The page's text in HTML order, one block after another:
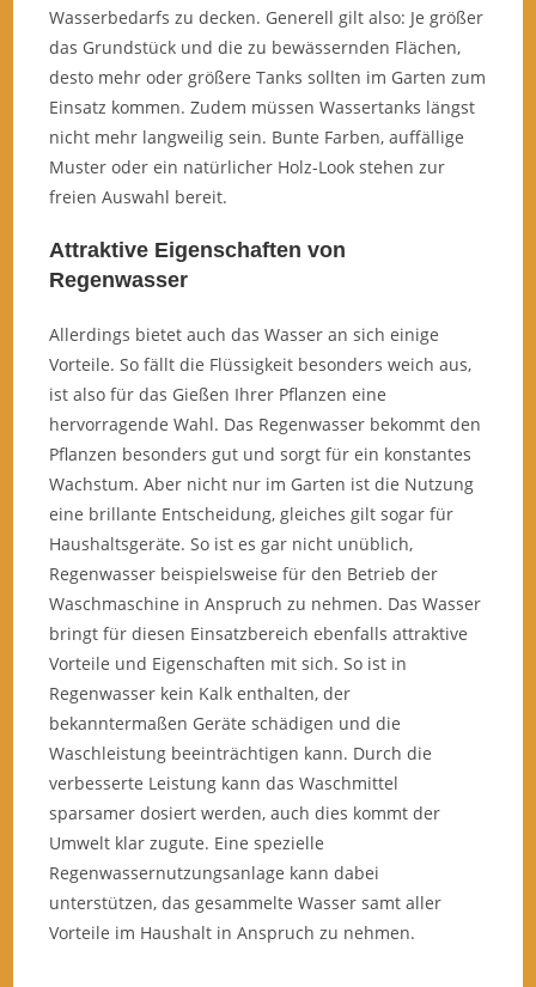
Wasserbedarfs zu decken. Generell gilt also: Je größer
das Grundstück und die zu bewässernden Flächen,
desto mehr oder größere Tanks sollten im Garten zum
Einsatz kommen. Zudem müssen Wassertanks längst
nicht mehr langweilig sein. Bunte Farben, auffällige
Muster oder ein natürlicher Holz-Look stehen zur
freien Auswahl bereit.
Attraktive Eigenschaften von
Regenwasser
Allerdings bietet auch das Wasser an sich einige
Vorteile. So fällt die Flüssigkeit besonders weich aus,
ist also für das Gießen Ihrer Pflanzen eine
hervorragende Wahl. Das Regenwasser bekommt den
Pflanzen besonders gut und sorgt für ein konstantes
Wachstum. Aber nicht nur im Garten ist die Nutzung
eine brillante Entscheidung, gleiches gilt sogar für
Haushaltsgeräte. So ist es gar nicht unüblich,
Regenwasser beispielsweise für den Betrieb der
Waschmaschine in Anspruch zu nehmen. Das Wasser
bringt für diesen Einsatzbereich ebenfalls attraktive
Vorteile und Eigenschaften mit sich. So ist in
Regenwasser kein Kalk enthalten, der
bekanntermaßen Geräte schädigen und die
Waschleistung beeinträchtigen kann. Durch die
verbesserte Leistung kann das Waschmittel
sparsamer dosiert werden, auch dies kommt der
Umwelt klar zugute. Eine spezielle
Regenwassernutzungsanlage kann dabei
unterstützen, das gesammelte Wasser samt aller
Vorteile im Haushalt in Anspruch zu nehmen.